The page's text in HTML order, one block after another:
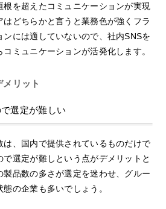
を超えたコミュニケーションが実現
はどちらかと言うと業務色が強くフラ
ンには適していないので、社内SNSを
ミュニケーションが活発化します。
リット
選定が難しい
は、国内で提供されているものだけで
で選定が難しという点がデメリットと
製品数の多さが選定を迷わせ、グルー
の企業も多いでしょう。